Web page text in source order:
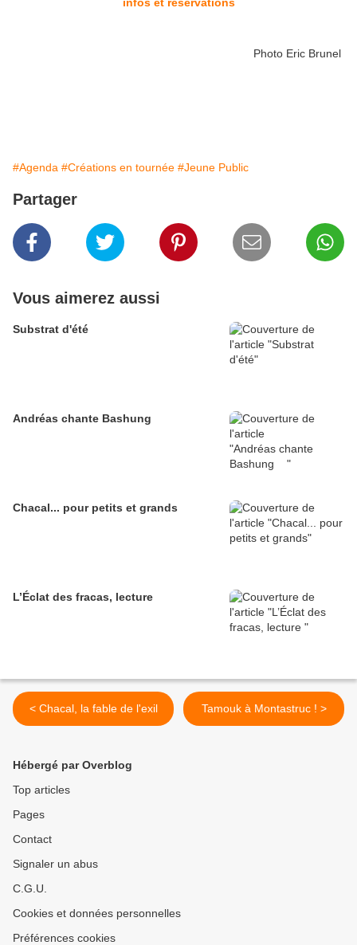
Photo Eric Brunel
#Agenda #Créations en tournée #Jeune Public
Partager
Vous aimerez aussi
Substrat d'été
Andréas chante Bashung
Chacal... pour petits et grands
L’Éclat des fracas, lecture
< Chacal, la fable de l'exil Tamouk à Montastruc ! >
Hébergé par Overblog
Top articles
Pages
Contact
Signaler un abus
C.G.U.
Cookies et données personnelles
Préférences cookies